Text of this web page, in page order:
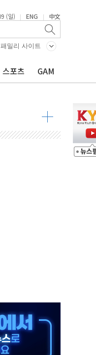
(일) | ENG | 中文
패밀리 사이트
스포츠 GAM
6.92%